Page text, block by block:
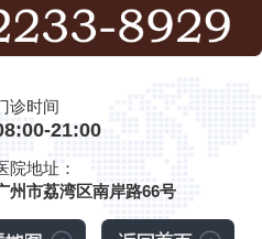
诊时间
21:00
院地址：
州市荔湾区南岸路66号